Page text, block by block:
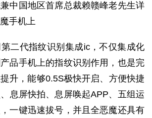
中国地区首席总裁赖赣峰老先生详
手机上
二代指纹识别集成ic，不仅集成化
品手机上的指纹识别作用，也是完
升，能够0.5S极快开启、方便快捷
息屏快拍、息屏唤起APP、五组运
一键迅速拔号，并且全恶魔还具有